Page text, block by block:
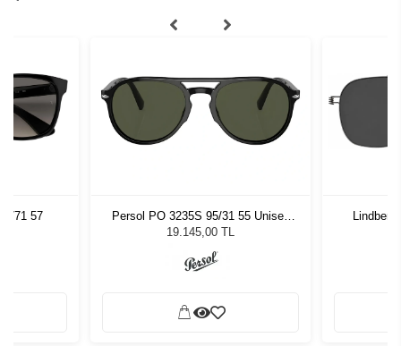
71 57
Persol PO 3235S 95/31 55 Unisex
Güneş Gözlüğü
19.145,00 TL
Lindberg